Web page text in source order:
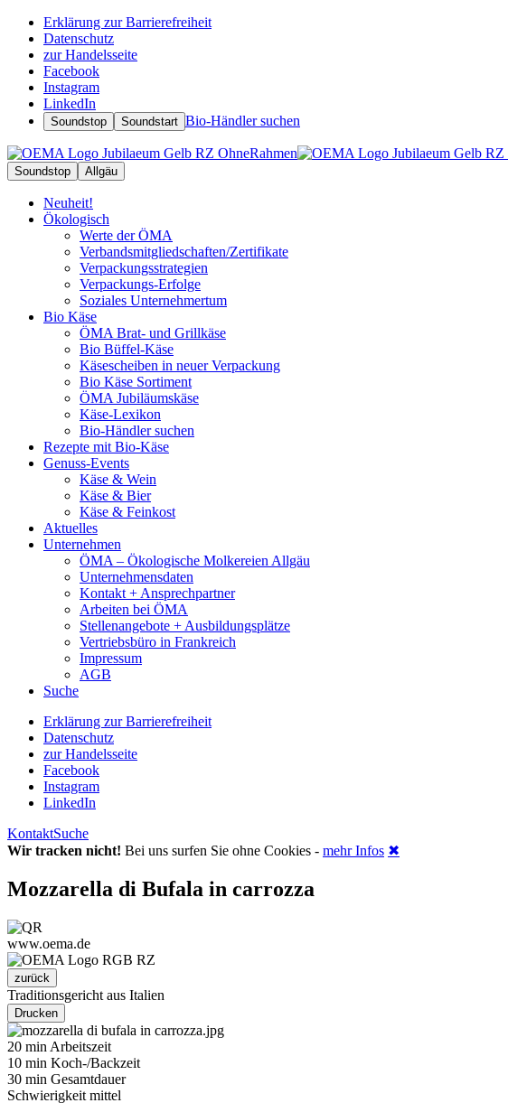
Erklärung zur Barrierefreiheit
Datenschutz
zur Handelsseite
Facebook
Instagram
LinkedIn
Soundstop Soundstart Bio-Händler suchen
Soundstop Allgäu
Neuheit!
Ökologisch
Werte der ÖMA
Verbandsmitgliedschaften/Zertifikate
Verpackungsstrategien
Verpackungs-Erfolge
Soziales Unternehmertum
Bio Käse
ÖMA Brat- und Grillkäse
Bio Büffel-Käse
Käsescheiben in neuer Verpackung
Bio Käse Sortiment
ÖMA Jubiläumskäse
Käse-Lexikon
Bio-Händler suchen
Rezepte mit Bio-Käse
Genuss-Events
Käse & Wein
Käse & Bier
Käse & Feinkost
Aktuelles
Unternehmen
ÖMA – Ökologische Molkereien Allgäu
Unternehmensdaten
Kontakt + Ansprechpartner
Arbeiten bei ÖMA
Stellenangebote + Ausbildungsplätze
Vertriebsbüro in Frankreich
Impressum
AGB
Suche
Erklärung zur Barrierefreiheit
Datenschutz
zur Handelsseite
Facebook
Instagram
LinkedIn
KontaktSuche
Wir tracken nicht! Bei uns surfen Sie ohne Cookies - mehr Infos ✖
Mozzarella di Bufala in carrozza
www.oema.de
zurück
Traditionsgericht aus Italien
Drucken
20 min Arbeitszeit
10 min Koch-/Backzeit
30 min Gesamtdauer
Schwierigkeit mittel